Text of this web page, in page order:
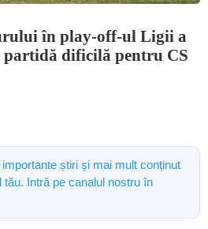
în play-off-ul Ligii a
partidă dificilă pentru CS
știri și mai mult conținut
tău. Intră pe canalul nostru în